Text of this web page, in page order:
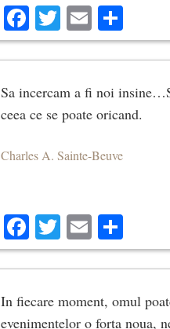
Facebook
Twitter
Email
Sa incercam a fi noi
ceea ce se poate oricand.
Charles A. Sainte-Beuve
Facebook
Twitter
Email
In fiecare moment, omul
evenimentelor o forta noua,